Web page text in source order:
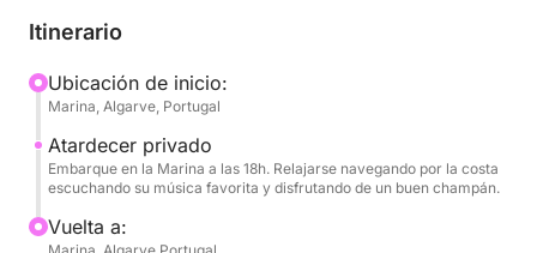
refrescantes (vino, cerveza, zumos, agua) y
personalizar con su propia lista de reproducción
gracias al sistema de sonido profesional del barco.
Para que la experiencia sea aún más completa,
ofrecemos el uso de una embarcación auxiliar (una
pequeña embarcación auxiliar) para explorar playas
Itinerario
Ubicación de inicio:
Marina, Algarve, Portugal
Atardecer privado
Embarque en la Marina a las 18h. Relajarse navegando por la costa
escuchando su música favorita y disfrutando de un buen champán.
Vuelta a: